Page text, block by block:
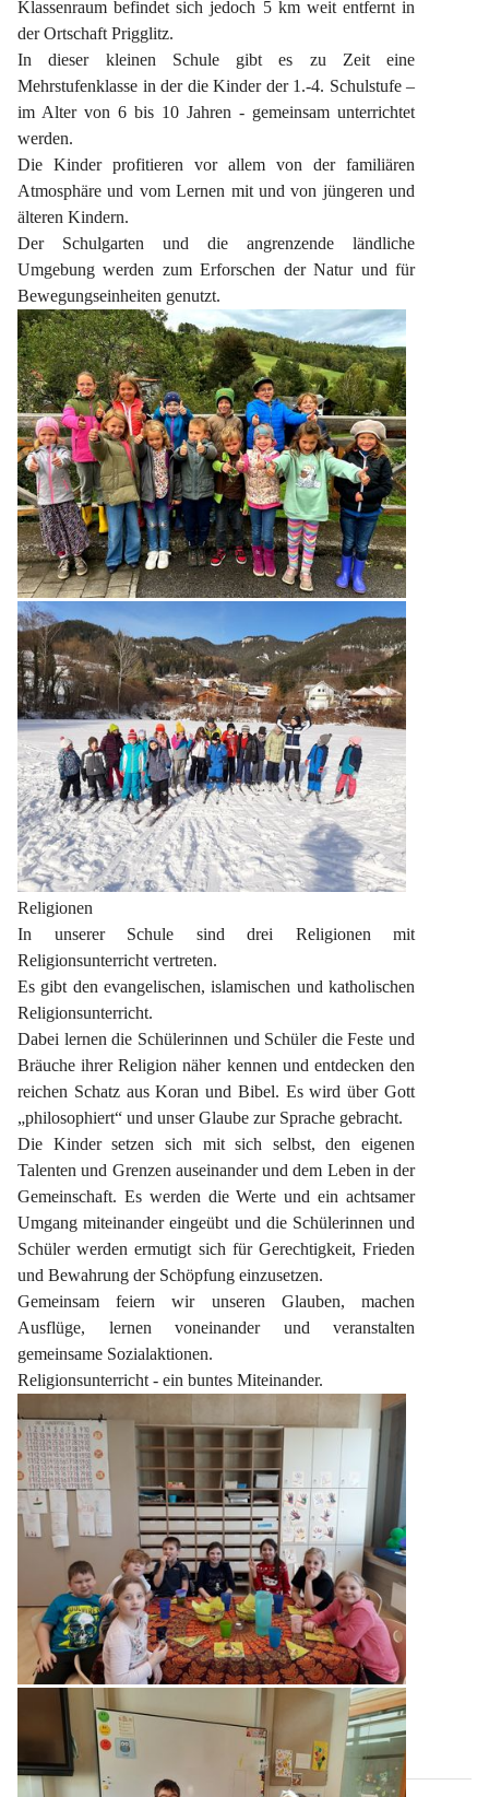
Klassenraum befindet sich jedoch 5 km weit entfernt in
der Ortschaft Prigglitz.
In dieser kleinen Schule gibt es zu Zeit eine
Mehrstufenklasse in der die Kinder der 1.-4. Schulstufe –
im Alter von 6 bis 10 Jahren - gemeinsam unterrichtet
werden.
Die Kinder profitieren vor allem von der familiären
Atmosphäre und vom Lernen mit und von jüngeren und
älteren Kindern.
Der Schulgarten und die angrenzende ländliche
Umgebung werden zum Erforschen der Natur und für
Bewegungseinheiten genutzt.
Religionen
In unserer Schule sind drei Religionen mit
Religionsunterricht vertreten.
Es gibt den evangelischen, islamischen und katholischen
Religionsunterricht.
Dabei lernen die Schülerinnen und Schüler die Feste und
Bräuche ihrer Religion näher kennen und entdecken den
reichen Schatz aus Koran und Bibel. Es wird über Gott
„philosophiert“ und unser Glaube zur Sprache gebracht.
Die Kinder setzen sich mit sich selbst, den eigenen
Talenten und Grenzen auseinander und dem Leben in der
Gemeinschaft. Es werden die Werte und ein achtsamer
Umgang miteinander eingeübt und die Schülerinnen und
Schüler werden ermutigt sich für Gerechtigkeit, Frieden
und Bewahrung der Schöpfung einzusetzen.
Gemeinsam feiern wir unseren Glauben, machen
Ausflüge, lernen voneinander und veranstalten
gemeinsame Sozialaktionen.
Religionsunterricht - ein buntes Miteinander.